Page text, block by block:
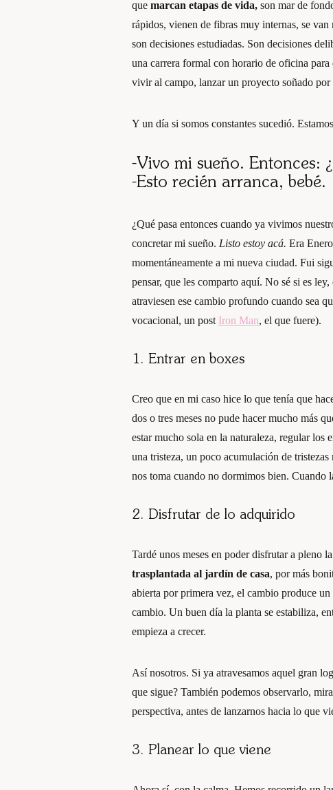
que marcan etapas de vida, son mar de
rápidos, vienen de fibras muy internas, se
son decisiones estudiadas. Son decisiones
una carrera formal con horario de oficina
vivir al campo, lanzar un proyecto soñado por
Y un día si somos constantes sucedió.
-Vivo mi sueño. Entonces:
-Esto recién arranca, bebé.
¿Qué pasa entonces cuando ya vivimos
concretar mi sueño. Listo estoy acá. Era
momentáneamente a mi nueva ciudad. Fui
pensar, que les comparto aquí. No sé si es
atraviesen ese cambio profundo cuando sea
vocacional, un post Iron Man, el que fuere).
1. Entrar en boxes
Creo que en mi caso hice lo que tenía que
dos o tres meses no pude hacer mucho más
estar mucho sola en la naturaleza, regular los
una tristeza, un poco acumulación de
nos toma cuando no dormimos bien. Cuando
2. Disfrutar de lo adquirido
Tardé unos meses en poder disfrutar a pleno
trasplantada al jardín de casa, por más
abierta por primera vez, el cambio produce
cambio. Un buen día la planta se estabiliza,
empieza a crecer.
Así nosotros. Si ya atravesamos aquel gran
que sigue? También podemos observarlo,
perspectiva, antes de lanzarnos hacia lo que
3. Planear lo que viene